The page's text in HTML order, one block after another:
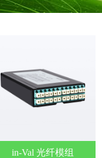
in-Val 光纤模组